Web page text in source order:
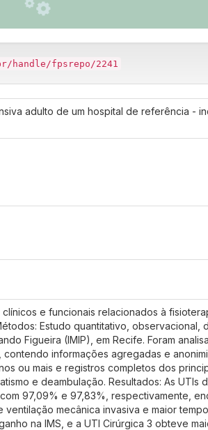
fpsrepo/2241
adulto de um hospital de referência -
e funcionais relacionados à
Estudo quantitativo, observacional,
Figueira (IMIP), em Recife. Foram
informações agregadas e
ou mais e registros completos dos
e deambulação. Resultados: As UTIs
97,09% e 97,83%, respectivamente,
mecânica invasiva e maior
na IMS, e a UTI Cirúrgica 3 obteve